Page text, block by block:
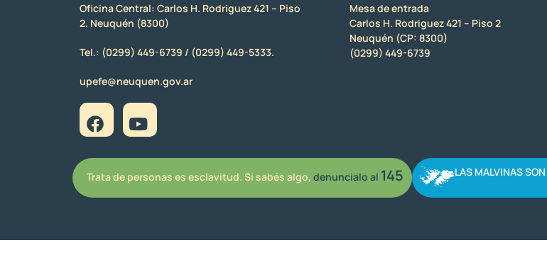
Oficina Central: Carlos H. Rodriguez 421 – Piso
2. Neuquén (8300)
Tel.: (0299) 449-6739 / (0299) 449-5333.
upefe@neuquen.gov.ar
Mesa de entrada
Carlos H. Rodriguez 421 – Piso 2
Neuquén (CP: 8300)
(0299) 449-6739
Trata de personas es esclavitud. Si sabés algo, denuncialo al 145 LAS MALVINAS